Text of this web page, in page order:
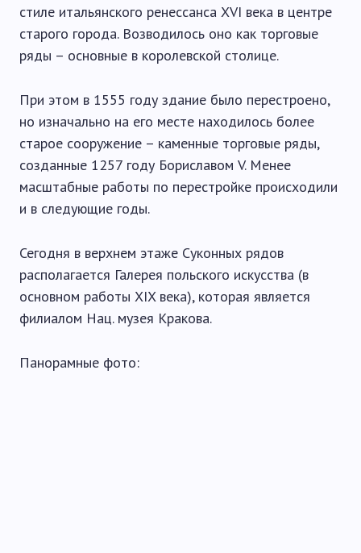
стиле итальянского ренессанса XVI века в центре
старого города. Возводилось оно как торговые
ряды – основные в королевской столице.
При этом в 1555 году здание было перестроено,
но изначально на его месте находилось более
старое сооружение – каменные торговые ряды,
созданные 1257 году Бориславом V. Менее
масштабные работы по перестройке происходили
и в следующие годы.
Сегодня в верхнем этаже Суконных рядов
располагается Галерея польского искусства (в
основном работы XIX века), которая является
филиалом Нац. музея Кракова.
Панорамные фото: